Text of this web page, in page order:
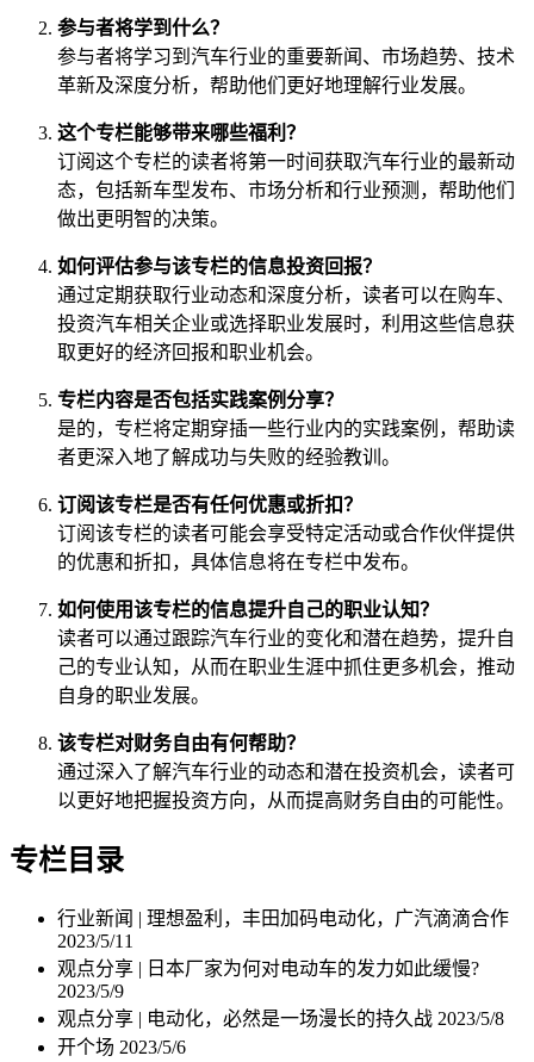
参与者将学到什么？
参与者将学习到汽车行业的重要新闻、市场趋势、技术
革新及深度分析，帮助他们更好地理解行业发展。
这个专栏能够带来哪些福利？
订阅这个专栏的读者将第一时间获取汽车行业的最新动
态，包括新车型发布、市场分析和行业预测，帮助他们
做出更明智的决策。
如何评估参与该专栏的信息投资回报？
通过定期获取行业动态和深度分析，读者可以在购车、
投资汽车相关企业或选择职业发展时，利用这些信息获
取更好的经济回报和职业机会。
专栏内容是否包括实践案例分享？
是的，专栏将定期穿插一些行业内的实践案例，帮助读
者更深入地了解成功与失败的经验教训。
订阅该专栏是否有任何优惠或折扣？
订阅该专栏的读者可能会享受特定活动或合作伙伴提供
的优惠和折扣，具体信息将在专栏中发布。
如何使用该专栏的信息提升自己的职业认知？
读者可以通过跟踪汽车行业的变化和潜在趋势，提升自
己的专业认知，从而在职业生涯中抓住更多机会，推动
自身的职业发展。
该专栏对财务自由有何帮助？
通过深入了解汽车行业的动态和潜在投资机会，读者可
以更好地把握投资方向，从而提高财务自由的可能性。
专栏目录
行业新闻 | 理想盈利，丰田加码电动化，广汽滴滴合作
2023/5/11
观点分享 | 日本厂家为何对电动车的发力如此缓慢?
2023/5/9
观点分享 | 电动化，必然是一场漫长的持久战 2023/5/8
开个场 2023/5/6